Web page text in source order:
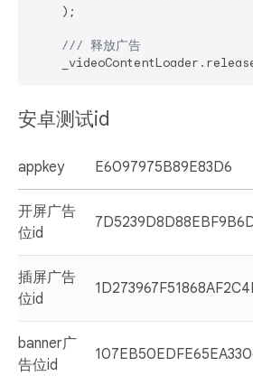
    );
/// 释放广告
安卓测试id
appkey E6097975B89E83D6
开屏广告
位id
插屏广告
位id
banner广
告位id